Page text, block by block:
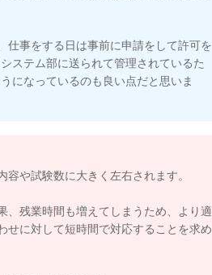
仕事をする日は事前に申請をして許可を
ステム部に送られて管理されているた
になっているのも良い点だと思いま
や試験数に大きく左右されます。
、残業時間も増えてしまうため、より適
せに対して短時間で対応することを求め